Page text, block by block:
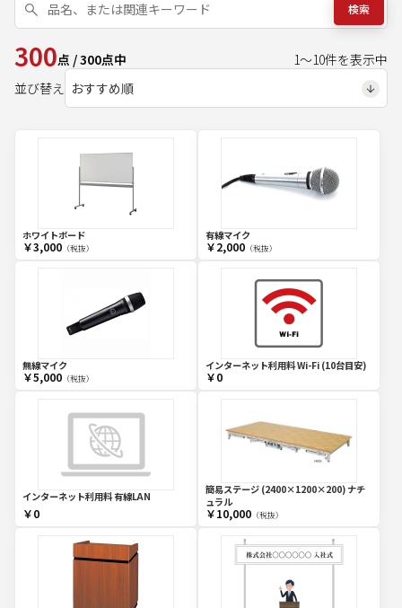
検索
300点 /300点中 1～10件を表示中
並び替え
ホワイトボード
￥3,000（税抜）
有線マイク
￥2,000（税抜）
無線マイク
￥5,000（税抜）
インターネット利用料 Wi-Fi (10台目安)
￥0
インターネット利用料 有線LAN
￥0
簡易ステージ (2400×1200×200) ナチ
ュラル
￥10,000（税抜）